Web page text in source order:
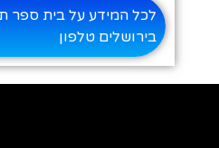
לכל המידע על בית ספר
בירושלים טלפון